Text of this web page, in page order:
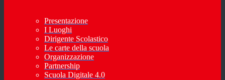
Presentazione
I Luoghi
Dirigente Scolastico
Le carte della scuola
Organizzazione
Partnership
Scuola Digitale 4.0